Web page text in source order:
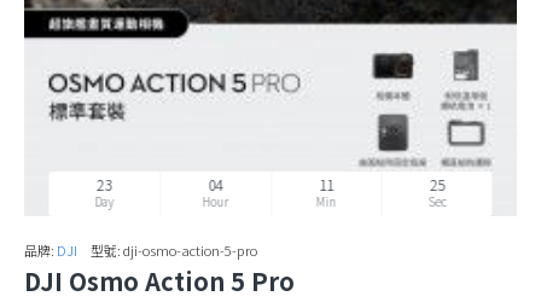
23
Day
04
Hour
11
Min
24
Sec
品牌: DJI 型號:dji-osmo-action-5-pro
DJI Osmo Action 5 Pro